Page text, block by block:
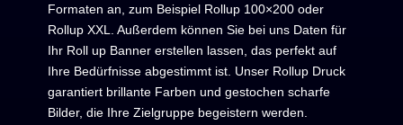
Formaten an, zum Beispiel Rollup 100×200 oder
Rollup XXL. Außerdem können Sie bei uns Daten für
Ihr Roll up Banner erstellen lassen, das perfekt auf
Ihre Bedürfnisse abgestimmt ist. Unser Rollup Druck
garantiert brillante Farben und gestochen scharfe
Bilder, die Ihre Zielgruppe begeistern werden.